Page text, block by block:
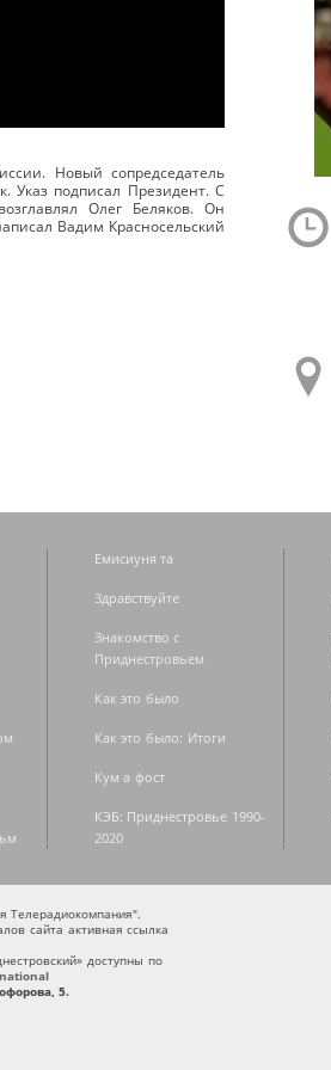
Новый сопредседатель
Указ подписал Президент. С
Олег Беляков. Он
Вадим Красносельский
Емисиуня та
Здравствуйте
Знакомство с
Приднестровьем
Как это было
Как это было: Итоги
Кум а фост
КЭБ: Приднестровье 1990-
2020
Телерадиокомпания".
сайта активная ссылка
доступны по
5.